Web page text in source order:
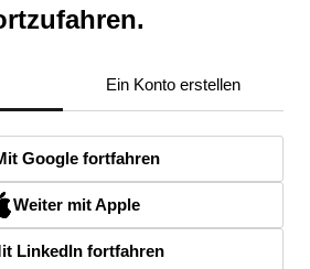
Ein Konto erstellen
Google fortfahren
Weiter mit Apple
LinkedIn fortfahren